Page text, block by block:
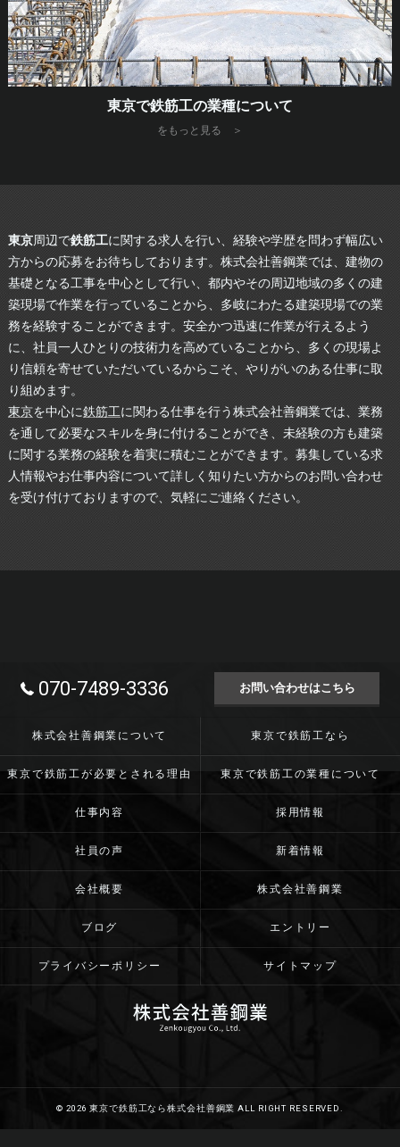
東京で鉄筋工の業種について
をもっと見る ＞
東京周辺で鉄筋工に関する求人を行い、経験や学歴を問わず幅広い
方からの応募をお待ちしております。株式会社善鋼業では、建物の
基礎となる工事を中心として行い、都内やその周辺地域の多くの建
築現場で作業を行っていることから、多岐にわたる建築現場での業
務を経験することができます。安全かつ迅速に作業が行えるよう
に、社員一人ひとりの技術力を高めていることから、多くの現場よ
り信頼を寄せていただいているからこそ、やりがいのある仕事に取
り組めます。
東京を中心に鉄筋工に関わる仕事を行う株式会社善鋼業では、業務
を通して必要なスキルを身に付けることができ、未経験の方も建築
に関する業務の経験を着実に積むことができます。募集している求
人情報やお仕事内容について詳しく知りたい方からのお問い合わせ
を受け付けておりますので、気軽にご連絡ください。
070-7489-3336 お問い合わせはこちら
株式会社善鋼業について 東京で鉄筋工なら
東京で鉄筋工が必要とされる理由 東京で鉄筋工の業種について
仕事内容 採用情報
社員の声 新着情報
会社概要 株式会社善鋼業
ブログ エントリー
プライバシーポリシー サイトマップ
© 2026 東京で鉄筋工なら株式会社善鋼業 ALL RIGHT RESERVED.